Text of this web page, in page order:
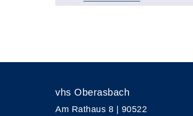
vhs Oberasbach
Am Rathaus 8 | 90522